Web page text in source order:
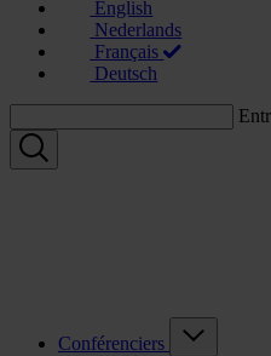
English
Nederlands
Français
Deutsch
Conférenciers